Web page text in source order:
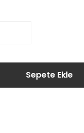
Sepete Ekle